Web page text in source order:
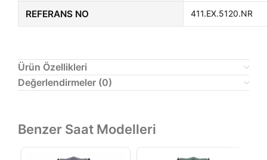
REFERANS NO 411.EX.5120.NR
Ürün Özellikleri
Değerlendirmeler (0)
Benzer Saat Modelleri